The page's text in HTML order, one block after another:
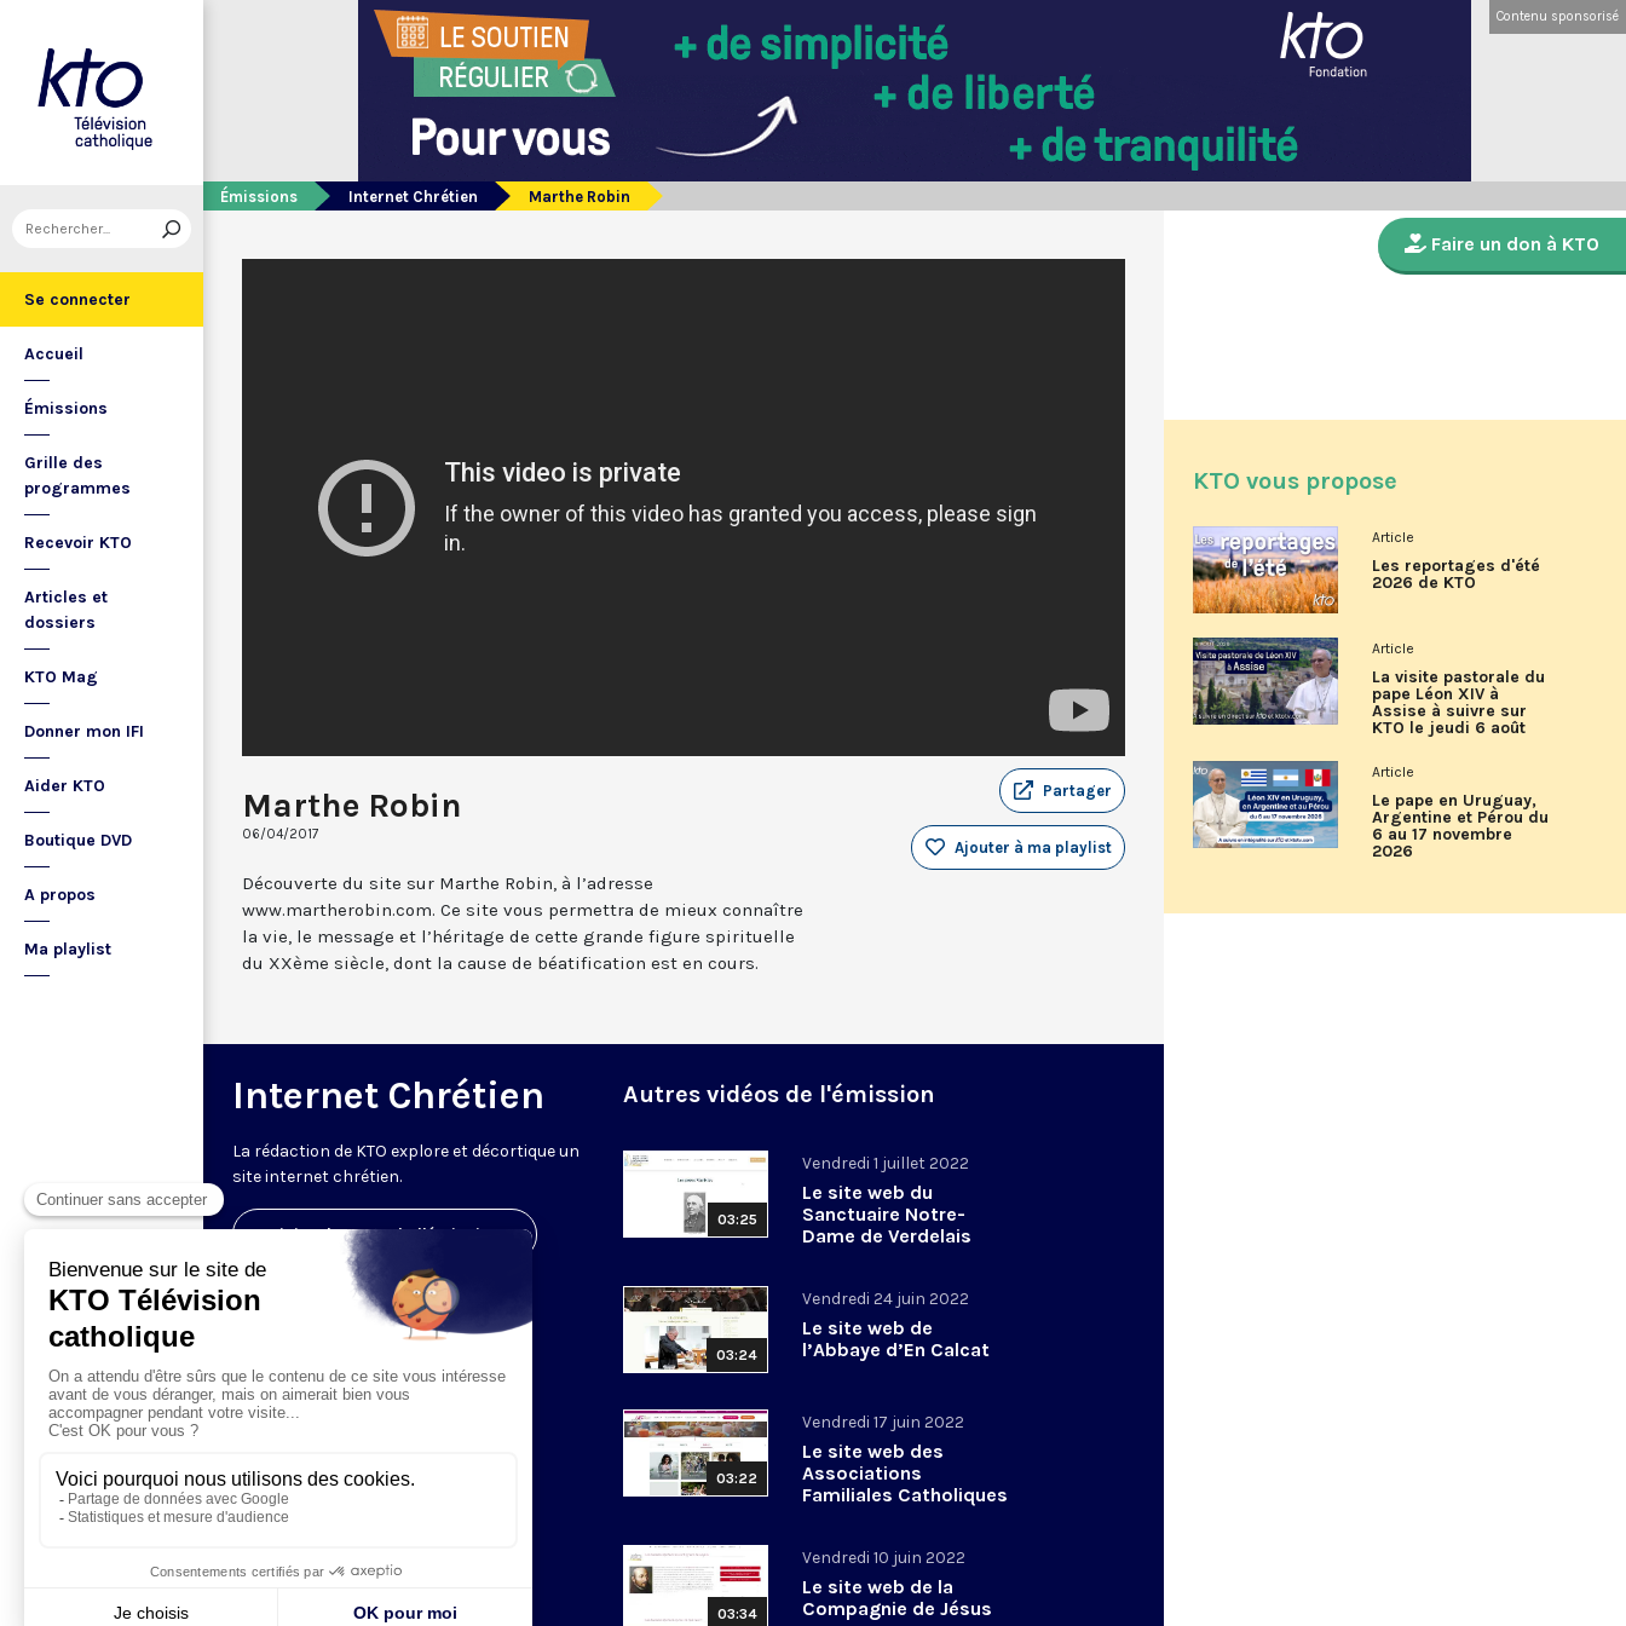
Se connecter
Accueil
Émissions
Grille des
programmes
Recevoir KTO
Articles et
dossiers
KTO Mag
Donner mon IFI
Aider KTO
Boutique DVD
A propos
Ma playlist
Contenu sponsorisé
Émissions Internet Chrétien Marthe Robin
Marthe Robin
06/04/2017
Partager
Ajouter à ma playlist
Découverte du site sur Marthe Robin, à l’adresse
www.martherobin.com. Ce site vous permettra de mieux connaître
la vie, le message et l’héritage de cette grande figure spirituelle
du XXème siècle, dont la cause de béatification est en cours.
Internet Chrétien
La rédaction de KTO explore et décortique un
site internet chrétien.
Visiter la page de l'émission
Autres vidéos de l'émission
03:25
Vendredi 1 juillet 2022
Le site web du
Sanctuaire Notre-
Dame de Verdelais
03:24
Vendredi 24 juin 2022
Le site web de
l’Abbaye d’En Calcat
03:22
Vendredi 17 juin 2022
Le site web des
Associations
Familiales Catholiques
03:34
Vendredi 10 juin 2022
Le site web de la
Compagnie de Jésus
Faire un don à KTO
KTO vous propose
Article
Les reportages d'été
2026 de KTO
Article
La visite pastorale du
pape Léon XIV à
Assise à suivre sur
KTO le jeudi 6 août
Article
Le pape en Uruguay,
Argentine et Pérou du
6 au 17 novembre
2026